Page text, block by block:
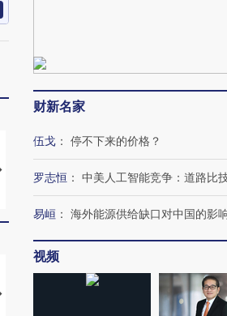
视线｜HYROX的吸金
术：是什么让中产们甘
心“花钱找虐”？
马航飞行员跨国走私7万
粒摇头丸 尿检体内含3
毒品
【推广】走进第四届链博
【特别呈现】寻找100
财新名家
伍戈 ： 停不下来的价格？
罗志恒 ： 中美人工智能竞争：道路比
易峘 ： 海外能源供给缺口对中国的影
视频